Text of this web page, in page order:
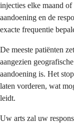
injecties elke maand
aandoening en de
exacte frequentie
De meeste patiënten
aangezien
aandoening is. Het
laten vorderen, wat
leidt.
Uw arts zal uw